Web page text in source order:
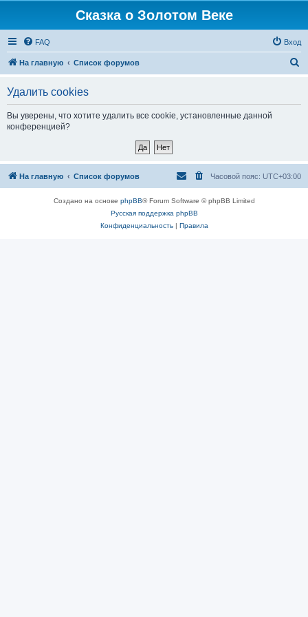
Сказка о Золотом Веке
FAQ Вход
На главную Список форумов
Удалить cookies
Вы уверены, что хотите удалить все cookie, установленные данной
конференцией?
На главную Список форумов Часовой пояс: UTC+03:00
Создано на основе phpBB® Forum Software © phpBB Limited
Русская поддержка phpBB
Конфиденциальность| Правила